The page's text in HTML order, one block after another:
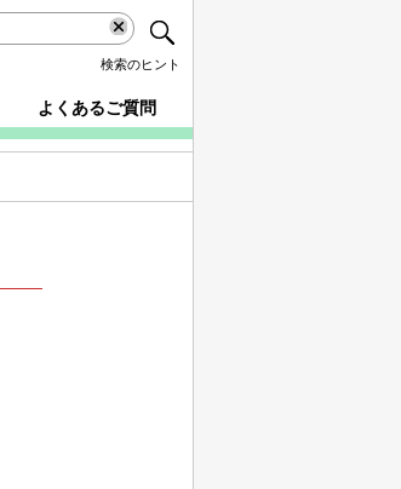
検索のヒント
よくあるご質問